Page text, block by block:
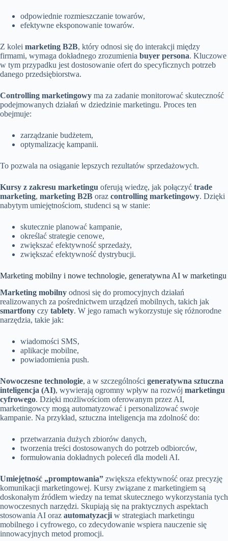
odpowiednie rozmieszczanie towarów,
efektywne eksponowanie towarów.
Z kolei marketing B2B, który odnosi się do interakcji między
firmami, wymaga dokładnego zrozumienia buyer persona. Kluczowe
w tym przypadku jest dostosowanie ofert do specyficznych potrzeb
danego przedsiębiorstwa.
Controlling marketingowy ma za zadanie monitorować skuteczność
podejmowanych działań w dziedzinie marketingu. Proces ten
obejmuje:
zarządzanie budżetem,
optymalizację kampanii.
To pozwala na osiąganie lepszych rezultatów sprzedażowych.
Kursy z zakresu marketingu oferują wiedzę, jak połączyć trade
marketing, marketing B2B oraz controlling marketingowy. Dzięki
nabytym umiejętnościom, studenci są w stanie:
skutecznie planować kampanie,
określać strategie cenowe,
zwiększać efektywność sprzedaży,
zwiększać efektywność dystrybucji.
Marketing mobilny i nowe technologie, generatywna AI w marketingu
Marketing mobilny odnosi się do promocyjnych działań
realizowanych za pośrednictwem urządzeń mobilnych, takich jak
smartfony czy tablety. W jego ramach wykorzystuje się różnorodne
narzędzia, takie jak:
wiadomości SMS,
aplikacje mobilne,
powiadomienia push.
Nowoczesne technologie, a w szczególności generatywna sztuczna
inteligencja (AI), wywierają ogromny wpływ na rozwój marketingu
cyfrowego. Dzięki możliwościom oferowanym przez AI,
marketingowcy mogą automatyzować i personalizować swoje
kampanie. Na przykład, sztuczna inteligencja ma zdolność do:
przetwarzania dużych zbiorów danych,
tworzenia treści dostosowanych do potrzeb odbiorców,
formułowania dokładnych poleceń dla modeli AI.
Umiejętność „promptowania” zwiększa efektywność oraz precyzję
komunikacji marketingowej. Kursy związane z marketingiem są
doskonałym źródłem wiedzy na temat skutecznego wykorzystania tych
nowoczesnych narzędzi. Skupiają się na praktycznych aspektach
stosowania AI oraz automatyzacji w strategiach marketingu
mobilnego i cyfrowego, co zdecydowanie wspiera nauczenie się
innowacyjnych metod promocji.